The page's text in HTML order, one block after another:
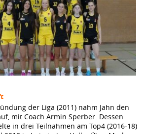
der Liga (2011) nahm Jahn den
mit Coach Armin Sperber. Dessen
in drei Teilnahmen am Top4 (2016-18)